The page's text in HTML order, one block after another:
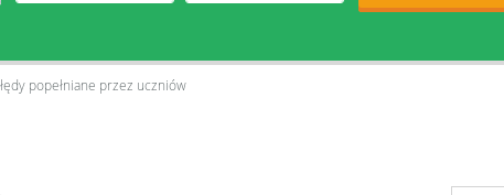
popełniane przez uczniów